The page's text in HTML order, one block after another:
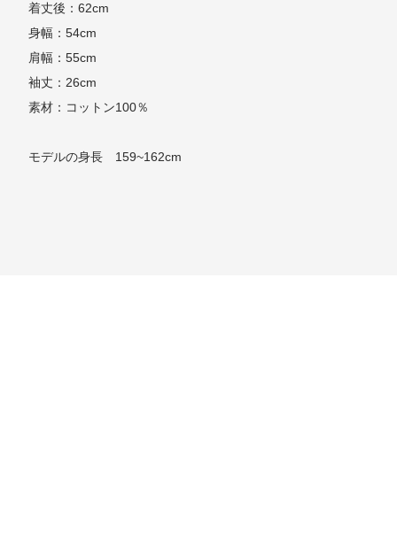
着丈後：62cm
身幅：54cm
肩幅：55cm
袖丈：26cm
素材：コットン100％
モデルの身長 159~162cm